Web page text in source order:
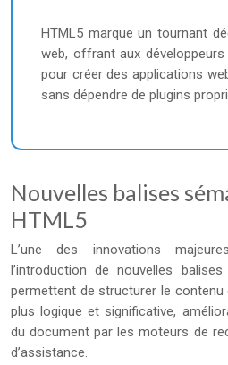
HTML5 marque un tournant
web, offrant aux
pour créer des applications
sans dépendre de plugins
Nouvelles balises
HTML5
L’une des innovations
l’introduction de nouvelles
permettent de structurer le contenu
plus logique et significative,
du document par les moteurs de
d’assistance.